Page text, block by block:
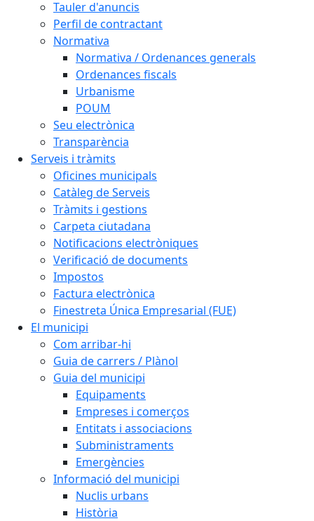
Tauler d'anuncis
Perfil de contractant
Normativa
Normativa / Ordenances generals
Ordenances fiscals
Urbanisme
POUM
Seu electrònica
Transparència
Serveis i tràmits
Oficines municipals
Catàleg de Serveis
Tràmits i gestions
Carpeta ciutadana
Notificacions electròniques
Verificació de documents
Impostos
Factura electrònica
Finestreta Única Empresarial (FUE)
El municipi
Com arribar-hi
Guia de carrers / Plànol
Guia del municipi
Equipaments
Empreses i comerços
Entitats i associacions
Subministraments
Emergències
Informació del municipi
Nuclis urbans
Història